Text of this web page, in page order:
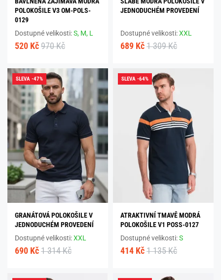
POLOKOŠILE V3 OM-POLS-
0129
Dostupné velikosti:S, M, L
520 Kč 970 Kč
JEDNODUCHÉM PROVEDENÍ
Dostupné velikosti:XXL
689 Kč 1 309 Kč
SLEVA -47%
GRANÁTOVÁ POLOKOŠILE V
JEDNODUCHÉM PROVEDENÍ
Dostupné velikosti:XXL
690 Kč 1 314 Kč
SLEVA -64%
ATRAKTIVNÍ TMAVĚ MODRÁ
POLOKOŠILE V1 POSS-0127
Dostupné velikosti:S
414 Kč 1 135 Kč